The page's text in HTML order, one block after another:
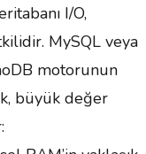
I/O,
MySQL veya
motorunun
büyük değer